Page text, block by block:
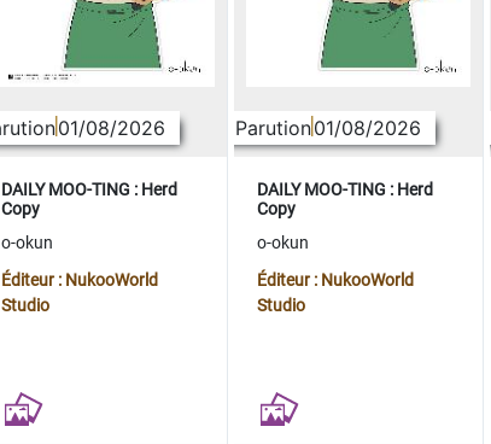
01/08/2026
DAILY MOO-TING : Herd
Copy
o-okun
Éditeur : NukooWorld
Studio
Parution01/08/2026
DAILY MOO-TING : Herd
Copy
o-okun
Éditeur : NukooWorld
Studio